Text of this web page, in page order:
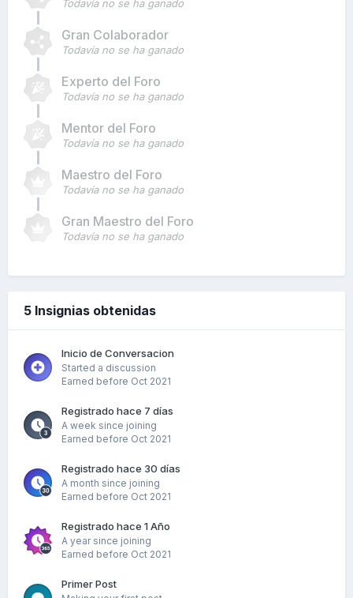
Todavía no se ha ganado
Gran Colaborador
Todavía no se ha ganado
Experto del Foro
Todavía no se ha ganado
Mentor del Foro
Todavía no se ha ganado
Maestro del Foro
Todavía no se ha ganado
Gran Maestro del Foro
Todavía no se ha ganado
5 Insignias obtenidas
Inicio de Conversacion
Started a discussion
Earned before Oct 2021
Registrado hace 7 días
A week since joining
Earned before Oct 2021
Registrado hace 30 días
A month since joining
Earned before Oct 2021
Registrado hace 1 Año
A year since joining
Earned before Oct 2021
Primer Post